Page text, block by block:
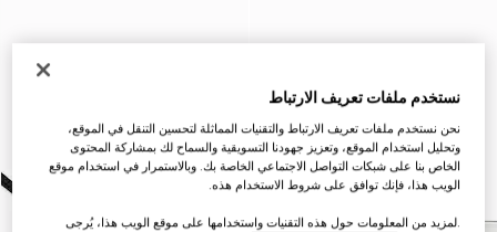
نستخدم ملفات تعريف الارتباط
نحن نستخدم ملفات تعريف الارتباط والتقنيات المماثلة لتحسين التنقل في الموقع،
وتحليل استخدام الموقع، وتعزيز جهودنا التسويقية والسماح لك بمشاركة المحتوى
الخاص بنا على شبكات التواصل الاجتماعي الخاصة بك. وبالاستمرار في استخدام موقع
الويب هذا، فإنك توافق على شروط الاستخدام هذه.
.لمزيد من المعلومات حول هذه التقنيات واستخدامها على موقع الويب هذا، يُرجى